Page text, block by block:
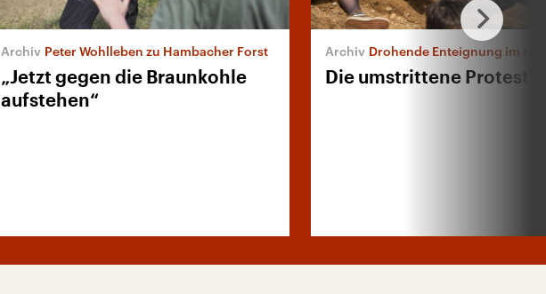
Peter Wohlleben zu Hambacher Forst
„Jetzt gegen die Braunkohle
aufstehen“
Drohende Enteignung im
Die umstrittene